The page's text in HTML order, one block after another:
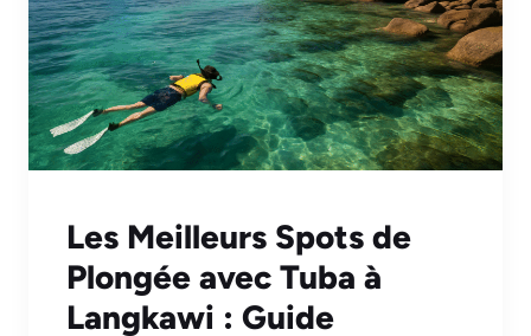
Les Meilleurs Spots de
Plongée avec Tuba à
Langkawi : Guide